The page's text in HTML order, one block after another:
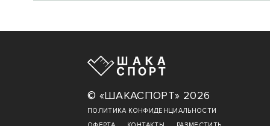
© «ШАКАСПОРТ» 2026
ПОЛИТИКА КОНФИДЕНЦИАЛЬНОСТИ